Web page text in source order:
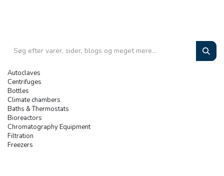
Autoclaves
Centrifuges
Bottles
Climate chambers
Baths & Thermostats
Bioreactors
Chromatography Equipment
Filtration
Freezers